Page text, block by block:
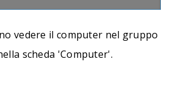
vedere il computer nel gruppo
scheda 'Computer'.